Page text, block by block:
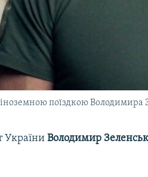
поїздкою Володимира
УкраїниВолодимир